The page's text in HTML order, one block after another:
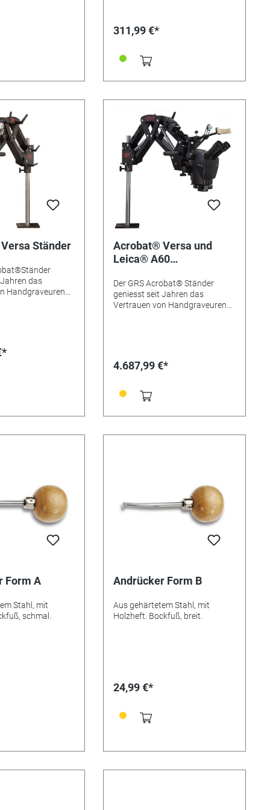
Die große
durch
einen guten
(Ø NW 36 =
Lieferung
erfolgt ohne
311,99 €*
Ständer
das
Handgraveuren
neuen Acrobat
die Positionierung
magnetischer
Stativ,
und
Acrobat® Versa und
Leica® A60
Der GRS Acrobat® Ständer
geniesst seit Jahren das
Vertrauen von Handgraveuren
usstattung des neuen Acrobat
Rahmen, der die Positionierung
erleichtert, ein magnetischer
optimales Betrachten
LED-Beleuchtung mit Steuerung,
eine Grundplatte, ein Stativ, eine
Vorsatzlinse 0,63x und ein
primärer Dokumentenhalter.
Sekundärer Dokumentenhalter
4.687,99 €*
Form A
Stahl, mit
schmal.
Andrücker Form B
Aus gehärtetem Stahl, mit
Holzheft. Bockfuß, breit.
24,99 €*